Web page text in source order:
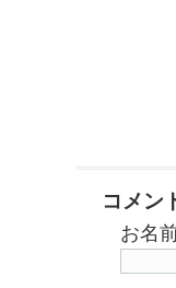
コメン
お名